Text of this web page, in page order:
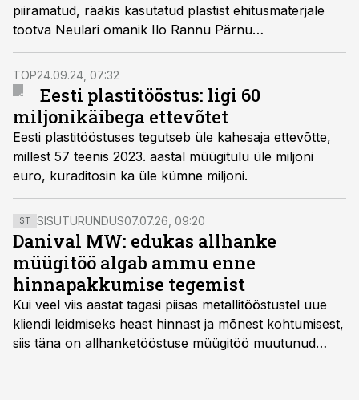
piiramatud, rääkis kasutatud plastist ehitusmaterjale
tootva Neulari omanik Ilo Rannu Pärnu
tarneahelakonverentsil.
TOP24.09.24, 07:32
Eesti plastitööstus: ligi 60
miljonikäibega ettevõtet
Eesti plastitööstuses tegutseb üle kahesaja ettevõtte,
millest 57 teenis 2023. aastal müügitulu üle miljoni
euro, kuraditosin ka üle kümne miljoni.
ST SISUTURUNDUS07.07.26, 09:20
Danival MW: edukas allhanke
müügitöö algab ammu enne
hinnapakkumise tegemist
Kui veel viis aastat tagasi piisas metallitööstustel uue
kliendi leidmiseks heast hinnast ja mõnest kohtumisest,
siis täna on allhanketööstuse müügitöö muutunud